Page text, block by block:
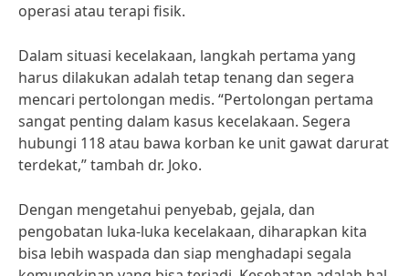
operasi atau terapi fisik.
Dalam situasi kecelakaan, langkah pertama yang
harus dilakukan adalah tetap tenang dan segera
mencari pertolongan medis. “Pertolongan pertama
sangat penting dalam kasus kecelakaan. Segera
hubungi 118 atau bawa korban ke unit gawat darurat
terdekat,” tambah dr. Joko.
Dengan mengetahui penyebab, gejala, dan
pengobatan luka-luka kecelakaan, diharapkan kita
bisa lebih waspada dan siap menghadapi segala